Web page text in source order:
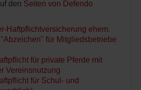
den Seiten von Defendo
Haftpflichtversicherung ehem.
für Mitgliedsbetriebe
für private Pferde mit
Vereinsnutzung
für Schul- und